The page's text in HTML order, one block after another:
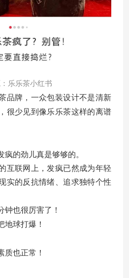
乐乐茶小红书
品牌，一众包装设计不是清新
很少见到像乐乐茶这样的离谱
的劲儿真是够够的。
互联网上，发疯已然成为年轻
实的反抗情绪、追求独特个性
也很厉害了！
球打爆！
质也正常！